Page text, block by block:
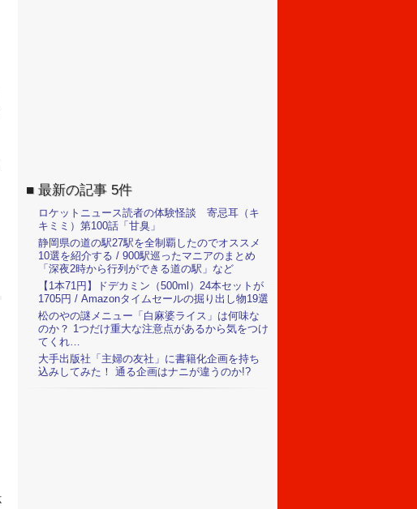
最新の記事 5件
ロケットニュース読者の体験怪談 寄忌耳（キ
キミミ）第100話「甘臭」
静岡県の道の駅27駅を全制覇したのでオススメ
10選を紹介する / 900駅巡ったマニアのまとめ
「深夜2時から行列ができる道の駅」など
【1本71円】ドデカミン（500ml）24本セットが
1705円 / Amazonタイムセールの掘り出し物19選
松のやの謎メニュー「白麻婆ライス」は何味な
のか？ 1つだけ重大な注意点があるから気をつけ
てくれ…
大手出版社「主婦の友社」に書籍化企画を持ち
込みしてみた！ 通る企画はナニが違うのか!?